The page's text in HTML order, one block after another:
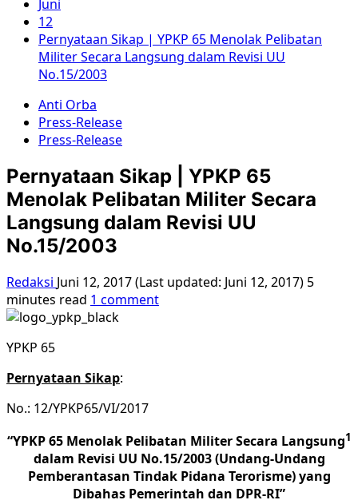
Juni
12
Pernyataan Sikap | YPKP 65 Menolak Pelibatan
Militer Secara Langsung dalam Revisi UU
No.15/2003
Anti Orba
Press-Release
Press-Release
Pernyataan Sikap | YPKP 65
Menolak Pelibatan Militer Secara
Langsung dalam Revisi UU
No.15/2003
Redaksi Juni 12, 2017 (Last updated: Juni 12, 2017) 5
minutes read 1 comment
YPKP 65
Pernyataan Sikap:
No.: 12/YPKP65/VI/2017
“YPKP 65 Menolak Pelibatan Militer Secara Langsung1
dalam Revisi UU No.15/2003 (Undang-Undang
Pemberantasan Tindak Pidana Terorisme) yang
Dibahas Pemerintah dan DPR-RI”